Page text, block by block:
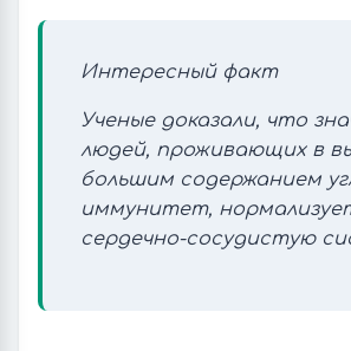
Интересный факт
Ученые доказали, что
людей, проживающих в
большим содержанием
иммунитет,
сердечно-сосудистую